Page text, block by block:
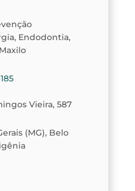
Endodontia,
Vieira, 587
(MG), Belo